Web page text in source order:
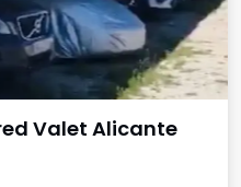
Valet Alicante